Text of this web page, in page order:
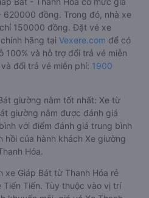
đồng. Trong đó, nhà xe
150000 đồng. Đặt vé xe
hãng tại Vexere.com để có
100% và hỗ trợ đổi trả vé miễn
đổi trả vé miễn phí: 1900
giường nằm tốt nhất: Xe từ
giường nằm được đánh giá
với điểm đánh giá trung bình
của hành khách Xe giường
Hóa.
xe Giáp Bát từ Thanh Hóa rẻ
Tiến. Tùy thuộc vào vị trí